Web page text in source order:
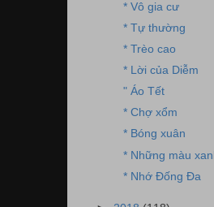
* Vô gia cư
* Tự thường
* Trèo cao
* Lời của Diễm
" Áo Tết
* Chợ xổm
* Bóng xuân
* Những màu
* Nhớ Đống Đa